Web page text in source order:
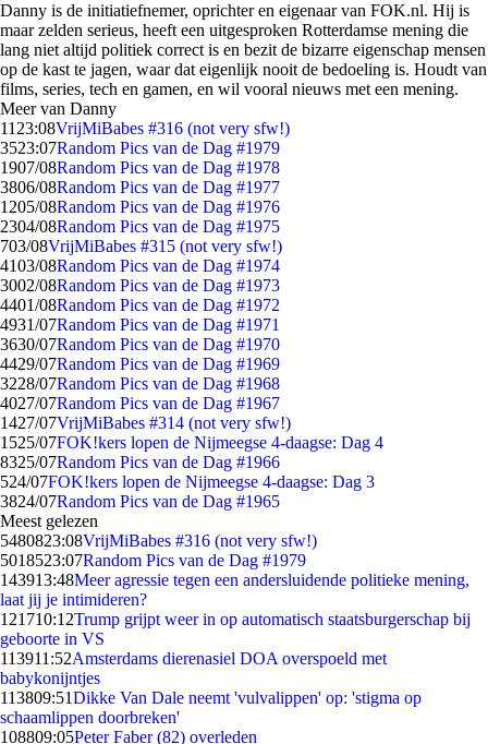
Danny is de initiatiefnemer, oprichter en eigenaar van FOK.nl. Hij is
maar zelden serieus, heeft een uitgesproken Rotterdamse mening die
lang niet altijd politiek correct is en bezit de bizarre eigenschap mensen
op de kast te jagen, waar dat eigenlijk nooit de bedoeling is. Houdt van
films, series, tech en gamen, en wil vooral nieuws met een mening.
Meer van Danny
11 23:08VrijMiBabes #316 (not very sfw!)
3523:07Random Pics van de Dag #1979
1907/08Random Pics van de Dag #1978
3806/08Random Pics van de Dag #1977
1205/08Random Pics van de Dag #1976
2304/08Random Pics van de Dag #1975
703/08VrijMiBabes #315 (not very sfw!)
4103/08Random Pics van de Dag #1974
3002/08Random Pics van de Dag #1973
4401/08Random Pics van de Dag #1972
4931/07Random Pics van de Dag #1971
3630/07Random Pics van de Dag #1970
4429/07Random Pics van de Dag #1969
3228/07Random Pics van de Dag #1968
4027/07Random Pics van de Dag #1967
1427/07VrijMiBabes #314 (not very sfw!)
1525/07FOK!kers lopen de Nijmeegse 4-daagse: Dag 4
8325/07Random Pics van de Dag #1966
524/07FOK!kers lopen de Nijmeegse 4-daagse: Dag 3
3824/07Random Pics van de Dag #1965
Meest gelezen
5480823:08VrijMiBabes #316 (not very sfw!)
5018523:07Random Pics van de Dag #1979
143913:48Meer agressie tegen een andersluidende politieke mening,
laat jij je intimideren?
121710:12Trump grijpt weer in op automatisch staatsburgerschap bij
geboorte in VS
113911:52Amsterdams dierenasiel DOA overspoeld met
babykonijntjes
113809:51Dikke Van Dale neemt 'vulvalippen' op: 'stigma op
schaamlippen doorbreken'
108809:05Peter Faber (82) overleden